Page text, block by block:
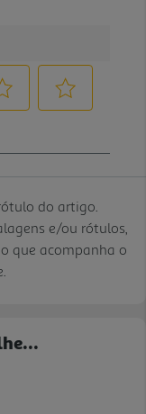
do artigo.
e/ou rótulos,
que acompanha o